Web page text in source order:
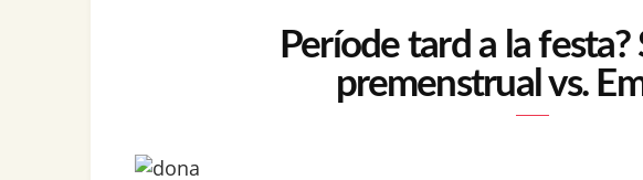
Període tard a la
premenstrual vs.